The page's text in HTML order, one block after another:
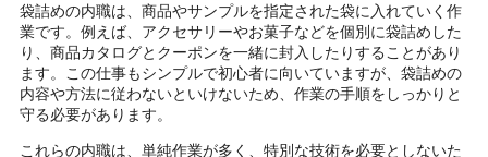
袋詰めの内職は、商品やサンプルを指定された袋に入れていく作
業です。例えば、アクセサリーやお菓子などを個別に袋詰めした
り、商品カタログとクーポンを一緒に封入したりすることがあり
ます。この仕事もシンプルで初心者に向いていますが、袋詰めの
内容や方法に従わないといけないため、作業の手順をしっかりと
守る必要があります。
これらの内職は、単純作業が多く、特別な技術を必要としないた